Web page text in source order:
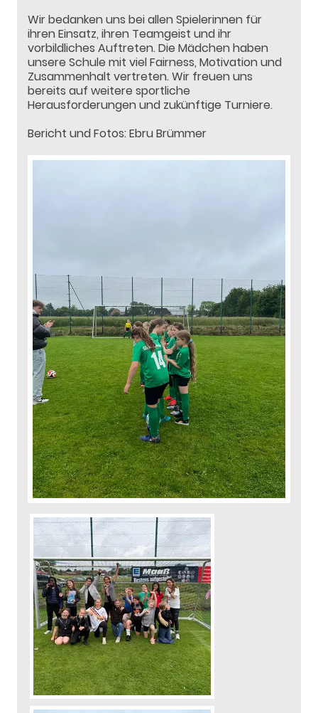
Wir bedanken uns bei allen Spielerinnen für
ihren Einsatz, ihren Teamgeist und ihr
vorbildliches Auftreten. Die Mädchen haben
unsere Schule mit viel Fairness, Motivation und
Zusammenhalt vertreten. Wir freuen uns
bereits auf weitere sportliche
Herausforderungen und zukünftige Turniere.
Bericht und Fotos: Ebru Brümmer